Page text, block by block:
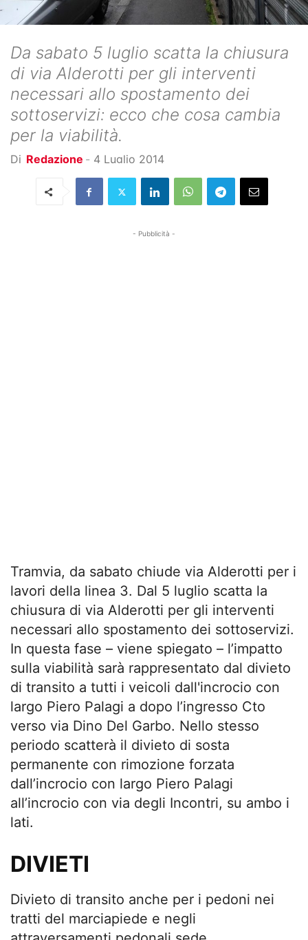
Da sabato 5 luglio scatta la chiusura
di via Alderotti per gli interventi
necessari allo spostamento dei
sottoservizi: ecco che cosa cambia
per la viabilità.
Di Redazione - 4 Luglio 2014
- Pubblicità -
Tramvia, da sabato chiude via Alderotti per i
lavori della linea 3. Dal 5 luglio scatta la
chiusura di via Alderotti per gli interventi
necessari allo spostamento dei sottoservizi.
In questa fase – viene spiegato – l’impatto
sulla viabilità sarà rappresentato dal divieto
di transito a tutti i veicoli dall'incrocio con
largo Piero Palagi a dopo l’ingresso Cto
verso via Dino Del Garbo. Nello stesso
periodo scatterà il divieto di sosta
permanente con rimozione forzata
dall’incrocio con largo Piero Palagi
all’incrocio con via degli Incontri, su ambo i
lati.
DIVIETI
Divieto di transito anche per i pedoni nei
tratti del marciapiede e negli